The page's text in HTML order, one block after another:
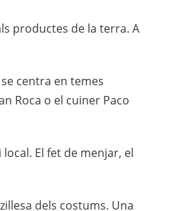
productes de la terra. A
centra en temes
Roca o el cuiner Paco
El fet de menjar, el
dels costums. Una